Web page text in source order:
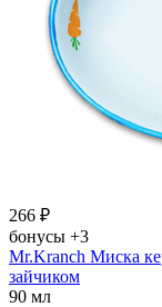
266 ₽
бонусы +3
Mr.Kranch Миска
зайчиком
90 мл